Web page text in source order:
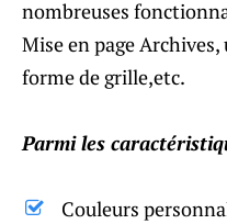
nombreuses
Mise en page
forme de grille,etc.
Parmi les
Couleurs